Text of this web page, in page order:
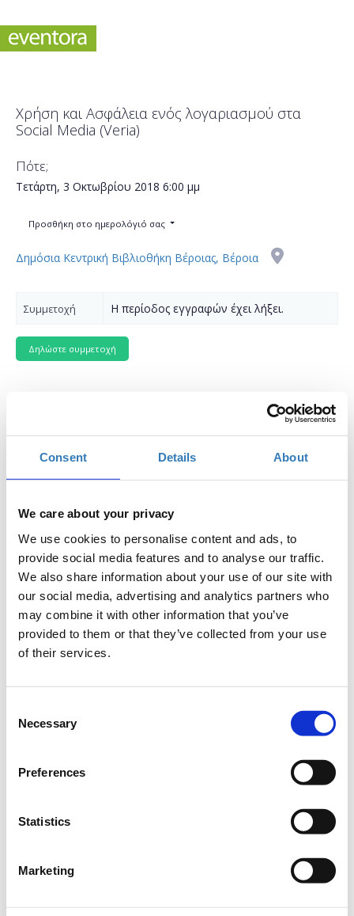
Consent Details About
We care about your privacy
We use cookies to personalise content and ads, to
provide social media features and to analyse our traffic.
We also share information about your use of our site with
our social media, advertising and analytics partners who
may combine it with other information that you’ve
provided to them or that they’ve collected from your use
of their services.
Selection
Necessary
Preferences
Statistics
Marketing
Χρήση και Ασφάλεια ενός λογαριασμού στα
Social Media (Veria)
Πότε;
Τετάρτη, 3 Οκτωβρίου 2018 6:00 μμ
Προσθήκη στο ημερολόγιό σας
Δημόσια Κεντρική Βιβλιοθήκη Βέροιας, Βέροια
Συμμετοχή Η περίοδος εγγραφών έχει λήξει.
στους συμμετέχοντες να εκπαιδευτούν στη χρήση
μέσων κοινωνικής δικτύωσης. Πρόκειται για μια
social media, όπου πρόκειται να πάρετε μία πρώτη
γεύση από το περιβάλλον της κάθε εφαρμογής και
από τις επιμέρους λειτουργίες τους.
Απευθύνεται σε αρχάριους που επιθυμούν να
αποκτήσουν μια πρώτη επαφή με τα μέσα κοινωνικής
δικτύωσης και να προστατευτούν από την αλόγιστη
έκθεσή τους σε αυτά.
Twitter
Ασφάλεια και απόρρητο
Τα μαθήματα γίνονται μόνο με φυσική παρουσία.
ΣτηΔημόσια Κεντρική Βιβλιοθήκη Βέροιας